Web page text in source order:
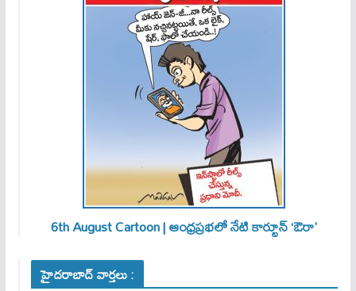
6th August Cartoon | ఆంధ్రప్రభలో నేటి కార్టూన్ ‘ఔరా’
హైదరాబాద్ వార్తలు :